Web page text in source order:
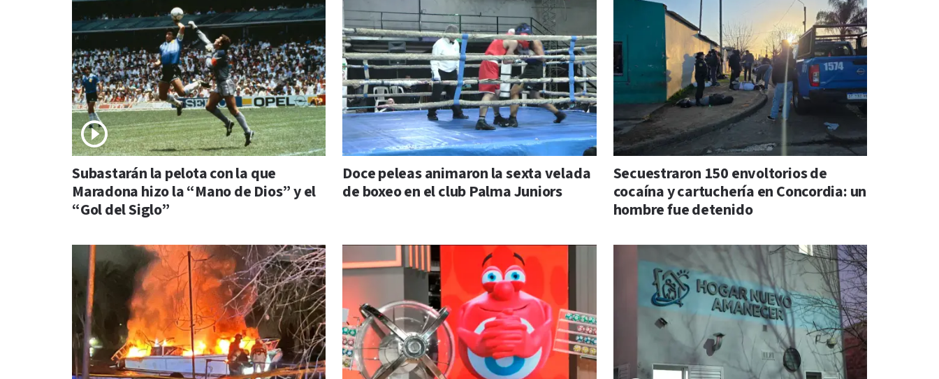
Subastarán la pelota con la que
Maradona hizo la “Mano de Dios” y el
“Gol del Siglo”
Doce peleas animaron la sexta velada
de boxeo en el club Palma Juniors
Secuestraron 150 envoltorios de
cocaína y cartuchería en Concordia: un
hombre fue detenido